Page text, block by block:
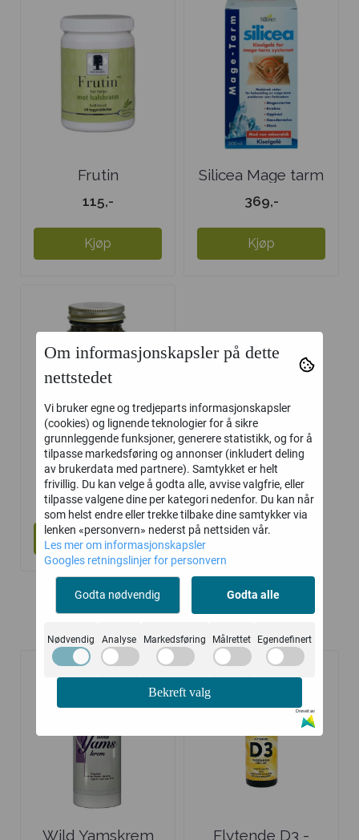
Frutin
115,-
Kjøp
Silicea Mage tarm
369,-
Kjøp
Udos Choice ...
615,-
Kjøp
Kunder kjøpte også
Wild Yamskrem Flytende D3 -
Om informasjonskapsler på dette
nettstedet
Vi bruker egne og tredjeparts informasjonskapsler
(cookies) og lignende teknologier for å sikre
grunnleggende funksjoner, generere statistikk, og for å
tilpasse markedsføring og annonser (inkludert deling
av brukerdata med partnere). Samtykket er helt
frivillig. Du kan velge å godta alle, avvise valgfrie, eller
tilpasse valgene dine per kategori nedenfor. Du kan når
som helst endre eller trekke tilbake dine samtykker via
lenken «personvern» nederst på nettsiden vår.
Les mer om informasjonskapsler
Googles retningslinjer for personvern
Godta nødvendig Godta alle
Nødvendig Analyse Markedsføring Målrettet Egendefinert
Bekreft valg
Drevet av